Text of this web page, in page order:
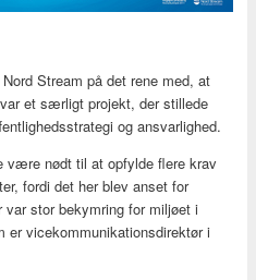
Stream på det rene med, at
et særligt projekt, der stillede
og ansvarlighed.
være nødt til at opfylde flere krav
fordi det her blev anset for
stor bekymring for miljøet i
er vicekommunikationsdirektør i